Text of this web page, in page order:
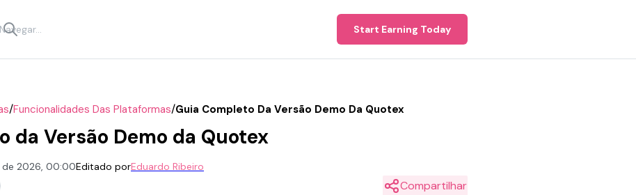
Start Earning Today
/Funcionalidades Das Plataformas/Guia Completo Da Versão Demo Da Quotex
da Versão Demo da Quotex
de 2026, 00:00Editado porEduardo Ribeiro
Compartilhar